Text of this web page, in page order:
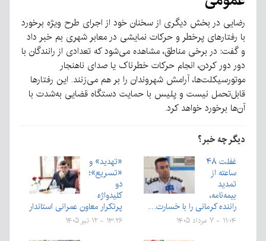
رضایی در بخش دیگری از سخنان خود از اجرای طرح ویژه برخورد
با رفتارهای پرخطر و حرکات نمایشی در معابر شهری بم خبر داد
و گفت: در برخی مناطق، مشاهده می‌شود که تعدادی از رانندگان با
دور دور کردن، انجام حرکات خطرناک یا صدای ناهنجار
موتورسیکلت‌ها، آرامش شهروندان را بر هم می‌زنند. این رفتارها
قابل‌تحمل نیست و پلیس با حمایت دستگاه قضایی به‌شدت با
آن‌ها برخورد خواهد کرد.
دیگر چه خبر؟
غفلت ۴۸
ساعته از
تمدید
بیمه‌نامه،
راننده کرمانی را با خسارت…
۱۱:۰۴ - ۷ مرداد ۱۴۰۵
«تهدید» و
«تسریع»؛
دو
کلیدواژه
پرتکرار معاون عمرانی استاندار
۱۳:۲۶ - ۱۲ تیر ۱۴۰۵